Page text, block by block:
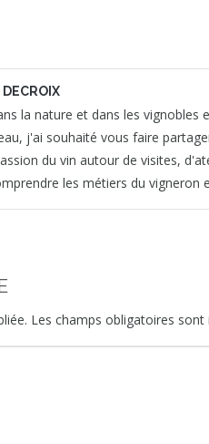
la nature et dans les vignobles
j'ai souhaité vous faire
du vin autour de visites,
les métiers du vigneron
Les champs obligatoires sont